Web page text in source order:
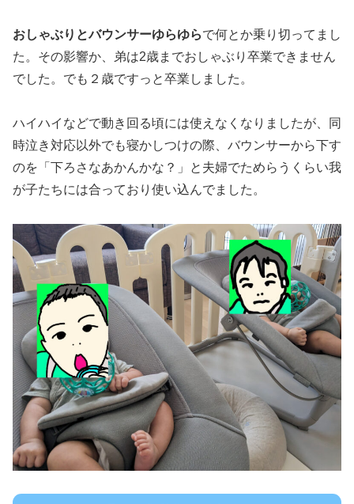
おしゃぶりとバウンサーゆらゆらで何とか乗り切ってまし
た。その影響か、弟は2歳までおしゃぶり卒業できません
でした。でも２歳ですっと卒業しました。
ハイハイなどで動き回る頃には使えなくなりましたが、同
時泣き対応以外でも寝かしつけの際、バウンサーから下す
のを「下ろさなあかんかな？」と夫婦でためらうくらい我
が子たちには合っており使い込んでました。